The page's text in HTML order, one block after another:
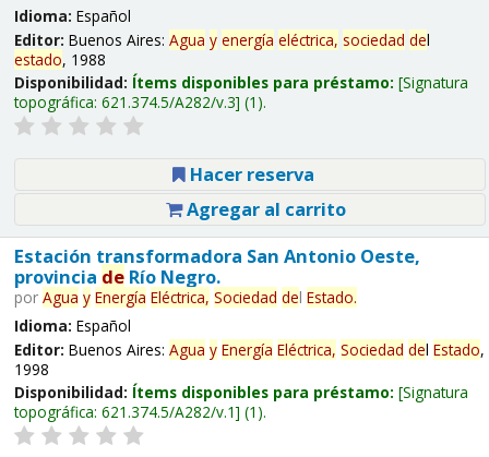
Idioma: Español
Editor: Buenos Aires: Agua y energía eléctrica, sociedad del
estado, 1988
Disponibilidad: Ítems disponibles para préstamo: Signatura
topográfica: 621.374.5/A282/v.3 (1).
Hacer reserva
Agregar al carrito
Estación transformadora San Antonio Oeste,
provincia deRío Negro.
por Agua y Energía Eléctrica, Sociedad del Estado.
Idioma: Español
Editor: Buenos Aires: Agua y Energía Eléctrica, Sociedad del Estado,
1998
Disponibilidad: Ítems disponibles para préstamo: Signatura
topográfica: 621.374.5/A282/v.1 (1).